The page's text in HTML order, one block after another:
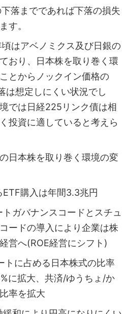
落までであれば下落の損失
す。
頃はアベノミクス及び日銀の
おり、日本株を取り巻く環
とからノックイン価格の
は想定しにくい状況でし
では日経225リンク債は相
投資に適していると考えら
日本株を取り巻く環境の変
購入は年間3.3兆円
ガバナンスコードとスチュ
ードの導入により企業は株
営へ(ROE経営にシフト)
に占める日本株式の比率
に拡大、共済/ゆうちょ/か
率を拡大